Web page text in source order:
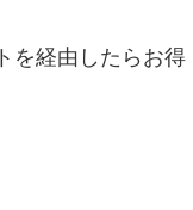
を経由したらお得